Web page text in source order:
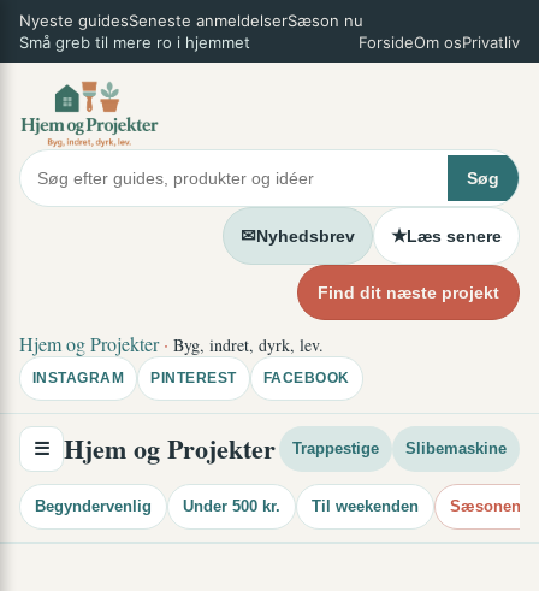
Spring
indhold
Nyeste guidesSeneste anmeldelserSæson nu
Små greb til mere ro i hjemmet
ForsideOm osPrivatliv
Søg
✉Nyhedsbrev ★Læs senere
Find dit næste projekt
Hjem og Projekter· Byg, indret, dyrk, lev.
INSTAGRAM PINTEREST FACEBOOK
☰ Hjem og Projekter Trappestige Slibemaskine
Begyndervenlig Under 500 kr. Til weekenden Sæsonens